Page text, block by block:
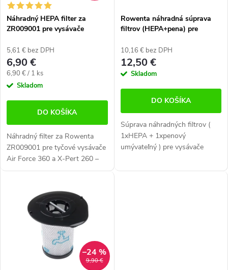
p
r
o
d
u
t
o
v
p
r
o
d
u
t
o
v
Náhradný HEPA filter za
ZR009001 pre vysávače
Pert 260
5,61 € bez DPH
6,90 €
Jednotková
cena:
6,90 € / 1 ks
Skladom
DO KOŠÍKA
Náhradný filter za Rowenta
ZR009001 pre tyčové vysávače
Air Force 360 a X-Pert 260 –
kompatibilný s modelmi
RH9051WO, RH9079WO,
RH9079WO....
Rowenta náhradná súprava
filtrov (HEPA+pena) pre
RO37
10,16 € bez DPH
12,50 €
Skladom
DO KOŠÍKA
Súprava náhradných filtrov (
1xHEPA + 1xpenový
umývateľný ) pre vysávače
Cyclonic RO37xx. Obsah
9,90 €
–24 %